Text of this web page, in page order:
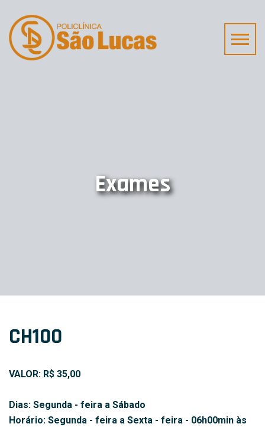
Exames
CH100
VALOR: R$ 35,00
Dias: Segunda - feira a Sábado
Horário: Segunda - feira a Sexta - feira - 06h00min às